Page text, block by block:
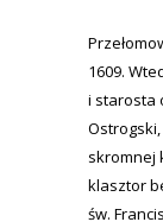
1609.
i starosta
skromnej
klasztor
św.